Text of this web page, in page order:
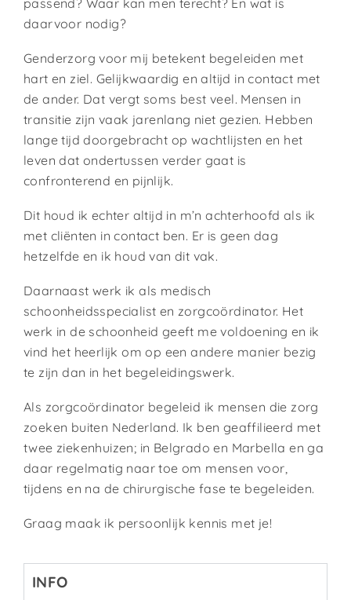
passend? Waar kan men terecht? En wat is
daarvoor nodig?
Genderzorg voor mij betekent begeleiden met
hart en ziel. Gelijkwaardig en altijd in contact met
de ander. Dat vergt soms best veel. Mensen in
transitie zijn vaak jarenlang niet gezien. Hebben
lange tijd doorgebracht op wachtlijsten en het
leven dat ondertussen verder gaat is
confronterend en pijnlijk.
Dit houd ik echter altijd in m’n achterhoofd als ik
met cliënten in contact ben. Er is geen dag
hetzelfde en ik houd van dit vak.
Daarnaast werk ik als medisch
schoonheidsspecialist en zorgcoördinator. Het
werk in de schoonheid geeft me voldoening en ik
vind het heerlijk om op een andere manier bezig
te zijn dan in het begeleidingswerk.
Als zorgcoördinator begeleid ik mensen die zorg
zoeken buiten Nederland. Ik ben geaffilieerd met
twee ziekenhuizen; in Belgrado en Marbella en ga
daar regelmatig naar toe om mensen voor,
tijdens en na de chirurgische fase te begeleiden.
Graag maak ik persoonlijk kennis met je!
INFO